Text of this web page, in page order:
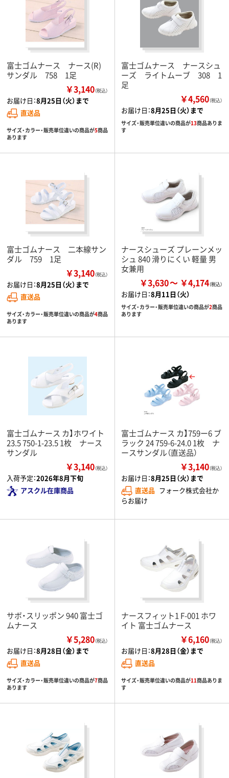
富士ゴムナース ナース(R)
サンダル 758 1足
￥3,140（税込）
お届け日：8月25日（火）まで
直送品
サイズ・カラー・販売単位違いの商品が5商品
あります
富士ゴムナース ナースシュ
ーズ ライトムーブ 308 1
足
￥4,560（税込）
お届け日：8月25日（火）まで
サイズ・販売単位違いの商品が13商品ありま
す
富士ゴムナース 二本線サン
ダル 759 1足
￥3,140（税込）
お届け日：8月25日（火）まで
直送品
サイズ・カラー・販売単位違いの商品が4商品
あります
ナースシューズ プレーンメッ
シュ 840 滑りにくい 軽量 男
女兼用
￥3,630 ￥4,174
お届け日：8月11日（火）
サイズ・カラー・販売単位違いの商品が2商品
あります
富士ゴムナース カ】ホワイト
23.5 750-1-23.5 1枚 ナース
サンダル
￥3,140（税込）
入荷予定：2026年8月下旬
アスクル在庫商品
富士ゴムナース カ】759ー6 ブ
ラック 24 759-6-24.0 1枚 ナ
ースサンダル（直送品）
￥3,140（税込）
お届け日：8月25日（火）まで
直送品 フォーク株式会社か
らお届け
サボ・スリッポン 940 富士ゴ
ムナース
￥5,280（税込）
お届け日：8月28日（金）まで
直送品
サイズ・カラー・販売単位違いの商品が7商品
あります
ナースフィット1 F-001 ホワ
イト 富士ゴムナース
￥6,160（税込）
お届け日：8月28日（金）まで
直送品
サイズ・販売単位違いの商品が11商品ありま
す